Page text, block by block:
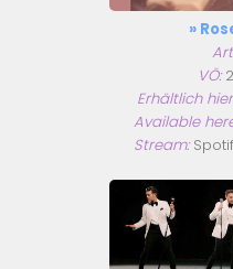
»
VÖ:
Erhältlich
Available
Stream: